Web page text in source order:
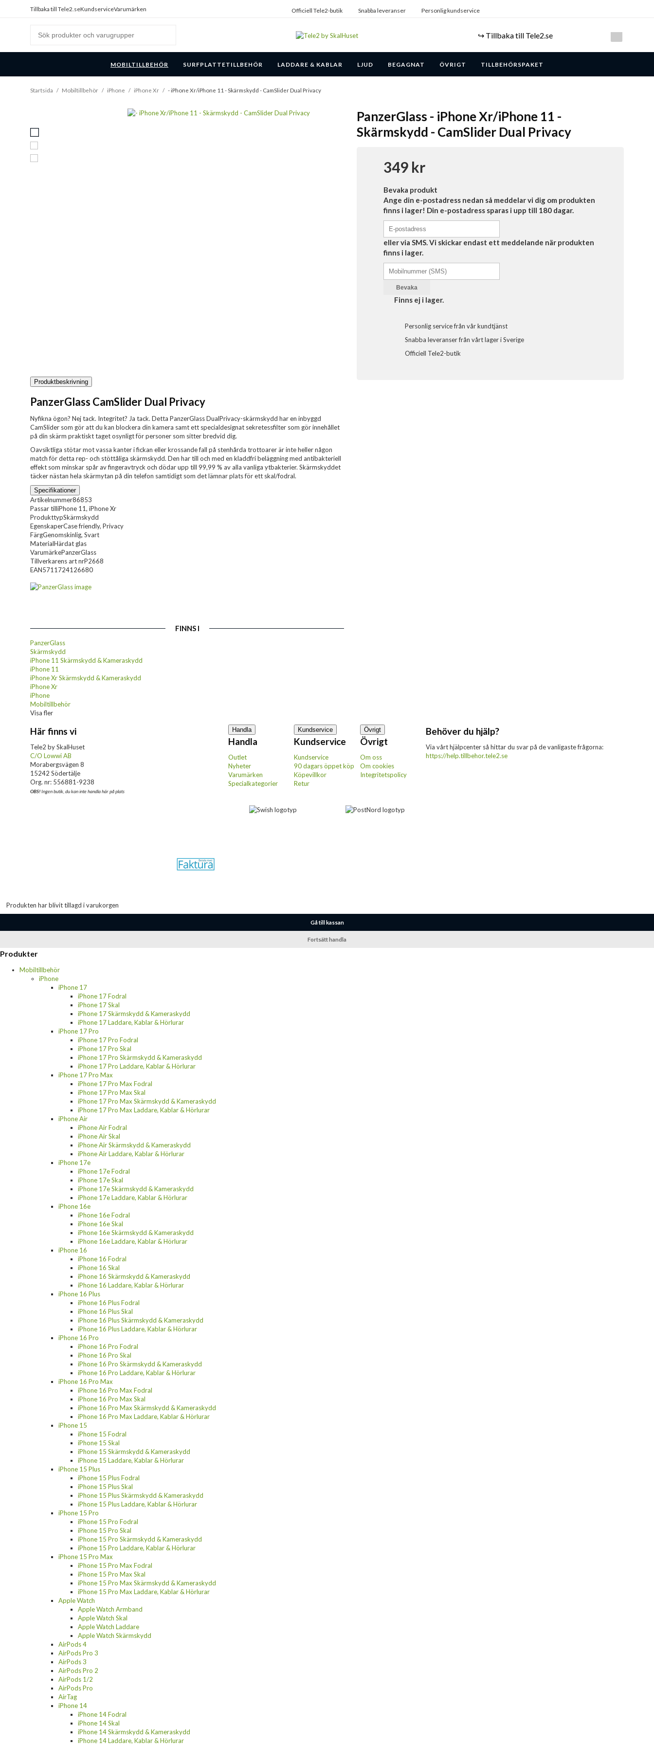
Tillbaka till Tele2.seKundserviceVarumärken Officiell Tele2-butik Snabba leveranser Personlig kundservice
↪️ Tillbaka till Tele2.se
MOBILTILLBEHÖR SURFPLATTETILLBEHÖR LADDARE & KABLAR LJUD BEGAGNAT ÖVRIGT TILLBEHÖRSPAKET
Startsida / Mobiltillbehör / iPhone / iPhone Xr / - iPhone Xr/iPhone 11 - Skärmskydd - CamSlider Dual Privacy
PanzerGlass - iPhone Xr/iPhone 11 -
Skärmskydd - CamSlider Dual Privacy
349 kr
Bevaka produkt
Ange din e-postadress nedan så meddelar vi dig om produkten
finns i lager! Din e-postadress sparas i upp till 180 dagar.
eller via SMS. Vi skickar endast ett meddelande när produkten
finns i lager.
Bevaka
Finns ej i lager.
Personlig service från vår kundtjänst
Snabba leveranser från vårt lager i Sverige
Officiell Tele2-butik
Produktbeskrivning
PanzerGlass CamSlider Dual Privacy
Nyfikna ögon? Nej tack. Integritet? Ja tack. Detta PanzerGlass DualPrivacy-skärmskydd har en inbyggd
CamSlider som gör att du kan blockera din kamera samt ett specialdesignat sekretessfilter som gör innehållet
på din skärm praktiskt taget osynligt för personer som sitter bredvid dig.
Oavsiktliga stötar mot vassa kanter i fickan eller krossande fall på stenhårda trottoarer är inte heller någon
match för detta rep- och stöttåliga skärmskydd. Den har till och med en kladdfri beläggning med antibakteriell
effekt som minskar spår av fingeravtryck och dödar upp till 99,99 % av alla vanliga ytbakterier. Skärmskyddet
täcker nästan hela skärmytan på din telefon samtidigt som det lämnar plats för ett skal/fodral.
Specifikationer
Artikelnummer86853
Passar tilliPhone 11, iPhone Xr
ProdukttypSkärmskydd
EgenskaperCase friendly, Privacy
FärgGenomskinlig, Svart
MaterialHärdat glas
VarumärkePanzerGlass
Tillverkarens art nrP2668
EAN5711724126680
FINNS I
PanzerGlass
Skärmskydd
iPhone 11 Skärmskydd & Kameraskydd
iPhone 11
iPhone Xr Skärmskydd & Kameraskydd
iPhone Xr
iPhone
Mobiltillbehör
Visa fler
Här finns vi
Tele2 by SkalHuset
C/O Lowwi AB
Morabergsvägen 8
15242 Södertälje
Org. nr: 556881-9238
OBS!Ingen butik, du kan inte handla här på plats
Handla
Handla
Outlet
Nyheter
Varumärken
Specialkategorier
Kundservice
Kundservice
Kundservice
90 dagars öppet köp
Köpevillkor
Retur
Övrigt
Övrigt
Om oss
Om cookies
Integritetspolicy
Behöver du hjälp?
Via vårt hjälpcenter så hittar du svar på de vanligaste frågorna:
https://help.tillbehor.tele2.se
Produkten har blivit tillagd i varukorgen
Gå till kassan
Fortsätt handla
Produkter
Mobiltillbehör
iPhone
iPhone 17
iPhone 17 Fodral
iPhone 17 Skal
iPhone 17 Skärmskydd & Kameraskydd
iPhone 17 Laddare, Kablar & Hörlurar
iPhone 17 Pro
iPhone 17 Pro Fodral
iPhone 17 Pro Skal
iPhone 17 Pro Skärmskydd & Kameraskydd
iPhone 17 Pro Laddare, Kablar & Hörlurar
iPhone 17 Pro Max
iPhone 17 Pro Max Fodral
iPhone 17 Pro Max Skal
iPhone 17 Pro Max Skärmskydd & Kameraskydd
iPhone 17 Pro Max Laddare, Kablar & Hörlurar
iPhone Air
iPhone Air Fodral
iPhone Air Skal
iPhone Air Skärmskydd & Kameraskydd
iPhone Air Laddare, Kablar & Hörlurar
iPhone 17e
iPhone 17e Fodral
iPhone 17e Skal
iPhone 17e Skärmskydd & Kameraskydd
iPhone 17e Laddare, Kablar & Hörlurar
iPhone 16e
iPhone 16e Fodral
iPhone 16e Skal
iPhone 16e Skärmskydd & Kameraskydd
iPhone 16e Laddare, Kablar & Hörlurar
iPhone 16
iPhone 16 Fodral
iPhone 16 Skal
iPhone 16 Skärmskydd & Kameraskydd
iPhone 16 Laddare, Kablar & Hörlurar
iPhone 16 Plus
iPhone 16 Plus Fodral
iPhone 16 Plus Skal
iPhone 16 Plus Skärmskydd & Kameraskydd
iPhone 16 Plus Laddare, Kablar & Hörlurar
iPhone 16 Pro
iPhone 16 Pro Fodral
iPhone 16 Pro Skal
iPhone 16 Pro Skärmskydd & Kameraskydd
iPhone 16 Pro Laddare, Kablar & Hörlurar
iPhone 16 Pro Max
iPhone 16 Pro Max Fodral
iPhone 16 Pro Max Skal
iPhone 16 Pro Max Skärmskydd & Kameraskydd
iPhone 16 Pro Max Laddare, Kablar & Hörlurar
iPhone 15
iPhone 15 Fodral
iPhone 15 Skal
iPhone 15 Skärmskydd & Kameraskydd
iPhone 15 Laddare, Kablar & Hörlurar
iPhone 15 Plus
iPhone 15 Plus Fodral
iPhone 15 Plus Skal
iPhone 15 Plus Skärmskydd & Kameraskydd
iPhone 15 Plus Laddare, Kablar & Hörlurar
iPhone 15 Pro
iPhone 15 Pro Fodral
iPhone 15 Pro Skal
iPhone 15 Pro Skärmskydd & Kameraskydd
iPhone 15 Pro Laddare, Kablar & Hörlurar
iPhone 15 Pro Max
iPhone 15 Pro Max Fodral
iPhone 15 Pro Max Skal
iPhone 15 Pro Max Skärmskydd & Kameraskydd
iPhone 15 Pro Max Laddare, Kablar & Hörlurar
Apple Watch
Apple Watch Armband
Apple Watch Skal
Apple Watch Laddare
Apple Watch Skärmskydd
AirPods 4
AirPods Pro 3
AirPods 3
AirPods Pro 2
AirPods 1/2
AirPods Pro
AirTag
iPhone 14
iPhone 14 Fodral
iPhone 14 Skal
iPhone 14 Skärmskydd & Kameraskydd
iPhone 14 Laddare, Kablar & Hörlurar